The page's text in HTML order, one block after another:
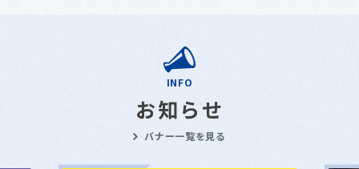
INFO
お知らせ
バナー一覧を見る